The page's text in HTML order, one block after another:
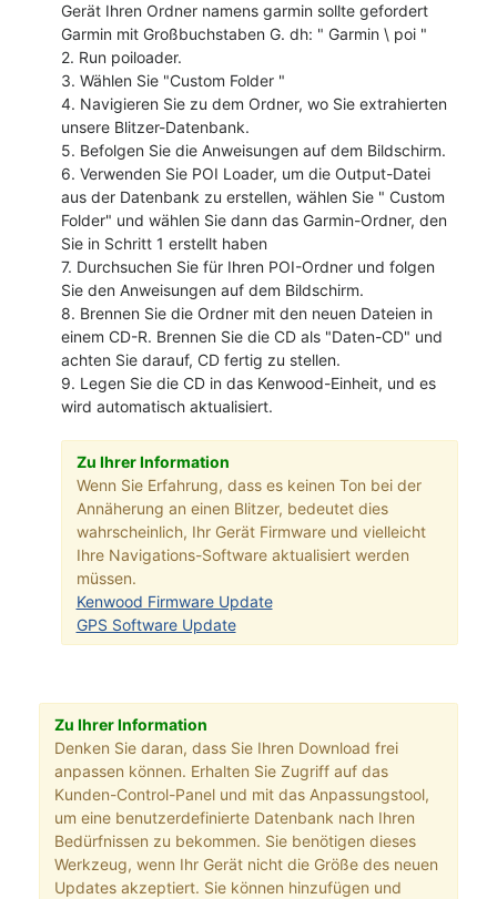
Gerät Ihren Ordner namens garmin sollte gefordert
Garmin mit Großbuchstaben G. dh: " Garmin \ poi "
2. Run poiloader.
3. Wählen Sie "Custom Folder "
4. Navigieren Sie zu dem Ordner, wo Sie extrahierten
unsere Blitzer-Datenbank.
5. Befolgen Sie die Anweisungen auf dem Bildschirm.
6. Verwenden Sie POI Loader, um die Output-Datei
aus der Datenbank zu erstellen, wählen Sie " Custom
Folder" und wählen Sie dann das Garmin-Ordner, den
Sie in Schritt 1 erstellt haben
7. Durchsuchen Sie für Ihren POI-Ordner und folgen
Sie den Anweisungen auf dem Bildschirm.
8. Brennen Sie die Ordner mit den neuen Dateien in
einem CD-R. Brennen Sie die CD als "Daten-CD" und
achten Sie darauf, CD fertig zu stellen.
9. Legen Sie die CD in das Kenwood-Einheit, und es
wird automatisch aktualisiert.
Zu Ihrer Information
Wenn Sie Erfahrung, dass es keinen Ton bei der
Annäherung an einen Blitzer, bedeutet dies
wahrscheinlich, Ihr Gerät Firmware und vielleicht
Ihre Navigations-Software aktualisiert werden
müssen.
Kenwood Firmware Update
GPS Software Update
Zu Ihrer Information
Denken Sie daran, dass Sie Ihren Download frei
anpassen können. Erhalten Sie Zugriff auf das
Kunden-Control-Panel und mit das Anpassungstool,
um eine benutzerdefinierte Datenbank nach Ihren
Bedürfnissen zu bekommen. Sie benötigen dieses
Werkzeug, wenn Ihr Gerät nicht die Größe des neuen
Updates akzeptiert. Sie können hinzufügen und